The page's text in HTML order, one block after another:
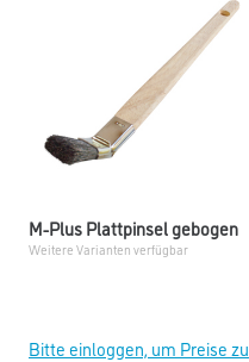
M-Plus Plattpinsel gebogen
Weitere Varianten verfügbar
Bitte einloggen, um Preise zu